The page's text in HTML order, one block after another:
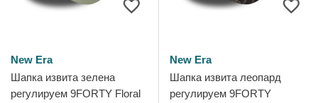
New Era
Шапка извита зелена
регулируем 9FORTY Floral
New Era
Шапка извита леопард
регулируем 9FORTY